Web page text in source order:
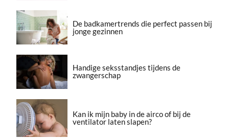
De badkamertrends die perfect passen bij
jonge gezinnen
Handige seksstandjes tijdens de
zwangerschap
Kan ik mijn baby in de airco of bij de
ventilator laten slapen?